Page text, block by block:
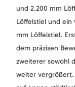
und 2.200 mm
Löffelstiel und ein
mm Löffelstiel.
dem präzisen
zweiterer sowohl
weiter vergrößert.